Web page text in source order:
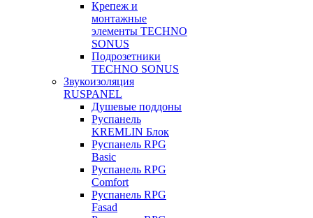
Крепеж и
монтажные
элементы TECHNO
SONUS
Подрозетники
TECHNO SONUS
Звукоизоляция
RUSPANEL
Душевые поддоны
Руспанель
KREMLIN Блок
Руспанель RPG
Basic
Руспанель RPG
Comfort
Руспанель RPG
Fasad